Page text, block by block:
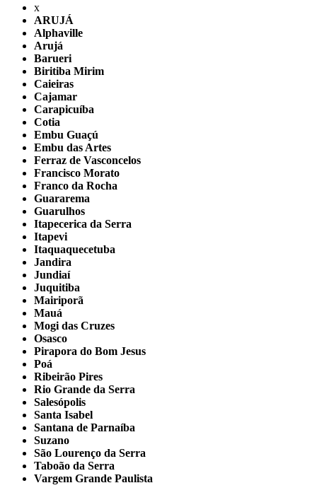
x
ARUJÁ
Alphaville
Arujá
Barueri
Biritiba Mirim
Caieiras
Cajamar
Carapicuíba
Cotia
Embu Guaçú
Embu das Artes
Ferraz de Vasconcelos
Francisco Morato
Franco da Rocha
Guararema
Guarulhos
Itapecerica da Serra
Itapevi
Itaquaquecetuba
Jandira
Jundiaí
Juquitiba
Mairiporã
Mauá
Mogi das Cruzes
Osasco
Pirapora do Bom Jesus
Poá
Ribeirão Pires
Rio Grande da Serra
Salesópolis
Santa Isabel
Santana de Parnaíba
Suzano
São Lourenço da Serra
Taboão da Serra
Vargem Grande Paulista